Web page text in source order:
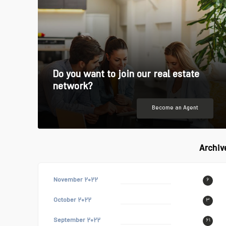
Do you want to join our real estate
network?
Become an Agent
November ۲۰۲۲ ۶
October ۲۰۲۲ ۳
September ۲۰۲۲ ۶۱